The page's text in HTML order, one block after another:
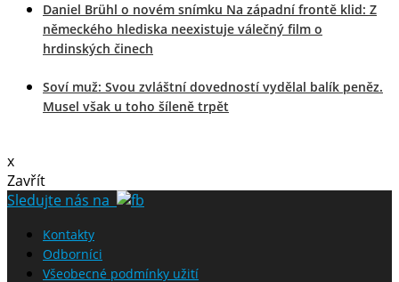
Daniel Brühl o novém snímku Na západní frontě klid: Z
německého hlediska neexistuje válečný film o
hrdinských činech
Soví muž: Svou zvláštní dovedností vydělal balík peněz.
Musel však u toho šíleně trpět
x
Zavřít
Sledujte nás na
Kontakty
Odborníci
Všeobecné podmínky užití